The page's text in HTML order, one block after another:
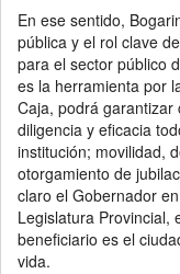
En ese sentido,
pública y el rol clave
para el sector público
es la herramienta por
Caja, podrá garantizar
diligencia y eficacia
institución; movilidad,
otorgamiento de
claro el Gobernador
Legislatura Provincial,
beneficiario es el
vida.